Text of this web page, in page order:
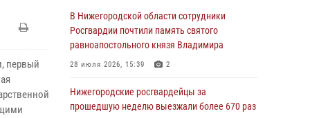
первый
В Нижегородской области сотрудники
Росгвардии почтили память святого
равноапостольного князя Владимира
28 июля 2026, 15:39 2
Нижегородские росгвардейцы за
прошедшую неделю выезжали более 670 раз